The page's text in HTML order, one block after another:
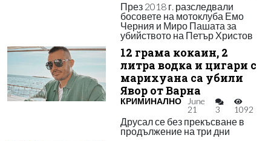
През 2018 г. разследвали
босовете на мотоклуба Емо
Черния и Миро Пашата за
убийството на Петър Христов
12 грама кокаин, 2
литра водка и цигари с
марихуана са убили
Явор от Варна
КРИМИНАЛНО
June
21
3 1092
Друсал се без прекъсване в
продължение на три дни